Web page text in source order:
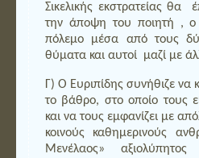
Σικελικής εκστρατείας θα
την άποψη του ποιητή , ο
πόλεμο μέσα από τους
θύματα και αυτοί μαζί με
Γ) Ο Ευριπίδης συνήθιζε να
το βάθρο, στο οποίο τους
και να τους εμφανίζει με
κοινούς καθημερινούς
Μενέλαος»